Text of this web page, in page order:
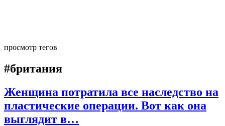
просмотр тегов
#британия
Женщина потратила все наследство на
пластические операции. Вот как она
выглядит в…